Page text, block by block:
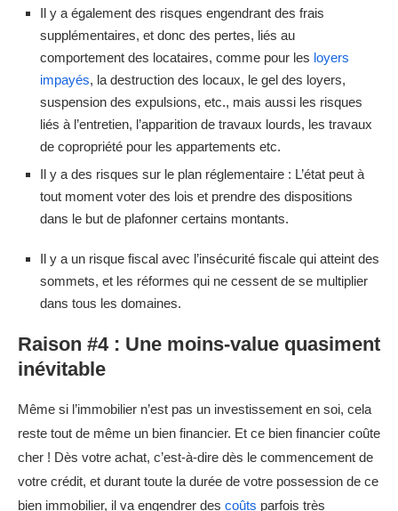
Il y a également des risques engendrant des frais
supplémentaires, et donc des pertes, liés au
comportement des locataires, comme pour les loyers
impayés, la destruction des locaux, le gel des loyers,
suspension des expulsions, etc., mais aussi les risques
liés à l’entretien, l’apparition de travaux lourds, les travaux
de copropriété pour les appartements etc.
Il y a des risques sur le plan réglementaire : L’état peut à
tout moment voter des lois et prendre des dispositions
dans le but de plafonner certains montants.
Il y a un risque fiscal avec l’insécurité fiscale qui atteint des
sommets, et les réformes qui ne cessent de se multiplier
dans tous les domaines.
Raison #4 : Une moins-value quasiment
inévitable
Même si l’immobilier n’est pas un investissement en soi, cela
reste tout de même un bien financier. Et ce bien financier coûte
cher ! Dès votre achat, c’est-à-dire dès le commencement de
votre crédit, et durant toute la durée de votre possession de ce
bien immobilier, il va engendrer des coûts parfois très